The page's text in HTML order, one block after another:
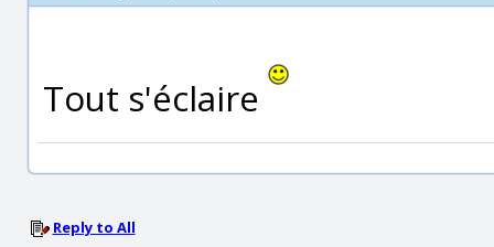
Tout s'éclaire
Reply to All